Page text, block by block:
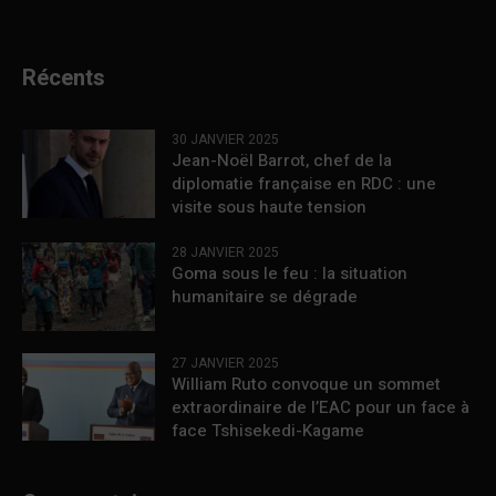
Récents
30 JANVIER 2025
Jean-Noël Barrot, chef de la
diplomatie française en RDC : une
visite sous haute tension
28 JANVIER 2025
Goma sous le feu : la situation
humanitaire se dégrade
27 JANVIER 2025
William Ruto convoque un sommet
extraordinaire de l’EAC pour un face à
face Tshisekedi-Kagame